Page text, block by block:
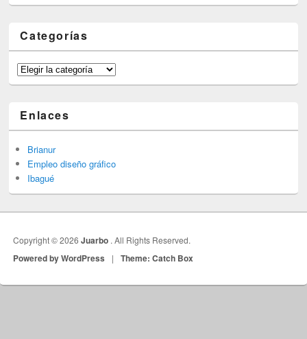
Categorías
Categorías
Enlaces
Brianur
Empleo diseño gráfico
Ibagué
Copyright © 2026Juarbo . All Rights Reserved.
Powered by WordPress | Theme: Catch Box